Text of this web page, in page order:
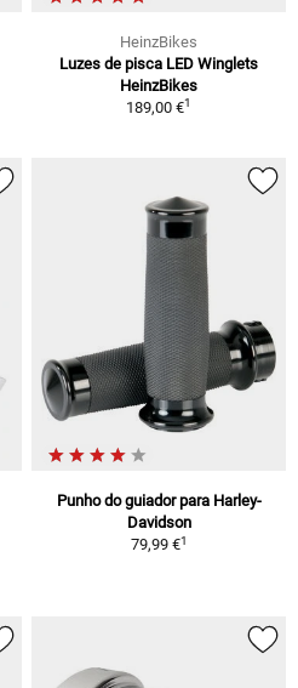
HeinzBikes
Luzes de pisca LED Winglets
HeinzBikes
189,00 €1
Punho do guiador para Harley-
Davidson
79,99 €1